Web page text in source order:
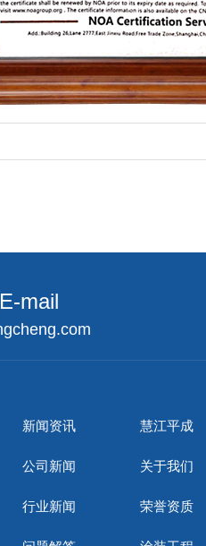
E-mail
新闻资讯 慧江平成
公司新闻 关于我们
行业新闻 荣誉资质